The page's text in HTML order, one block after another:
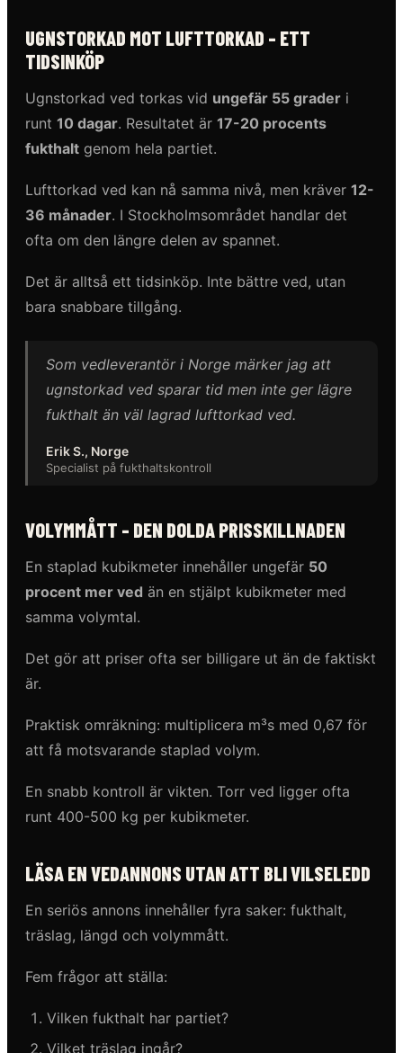
UGNSTORKAD MOT LUFTTORKAD - ETT
TIDSINKÖP
Ugnstorkad ved torkas vid ungefär 55 grader i
runt 10 dagar. Resultatet är 17-20 procents
fukthalt genom hela partiet.
Lufttorkad ved kan nå samma nivå, men kräver 12-
36 månader. I Stockholmsområdet handlar det
ofta om den längre delen av spannet.
Det är alltså ett tidsinköp. Inte bättre ved, utan
bara snabbare tillgång.
Som vedleverantör i Norge märker jag att
ugnstorkad ved sparar tid men inte ger lägre
fukthalt än väl lagrad lufttorkad ved.
Erik S., Norge
Specialist på fukthaltskontroll
VOLYMMÅTT - DEN DOLDA PRISSKILLNADEN
En staplad kubikmeter innehåller ungefär 50
procent mer ved än en stjälpt kubikmeter med
samma volymtal.
Det gör att priser ofta ser billigare ut än de faktiskt
är.
Praktisk omräkning: multiplicera m³s med 0,67 för
att få motsvarande staplad volym.
En snabb kontroll är vikten. Torr ved ligger ofta
runt 400-500 kg per kubikmeter.
LÄSA EN VEDANNONS UTAN ATT BLI VILSELEDD
En seriös annons innehåller fyra saker: fukthalt,
träslag, längd och volymmått.
Fem frågor att ställa:
Vilken fukthalt har partiet?
Vilket träslag ingår?